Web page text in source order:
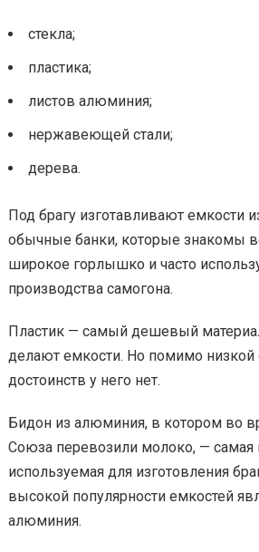
стекла;
пластика;
листов алюминия;
нержавеющей стали;
дерева.
Под брагу изготавливают емкости
обычные банки, которые знакомы
широкое горлышко и часто
производства самогона.
Пластик — самый дешевый
делают емкости. Но помимо низкой
достоинств у него нет.
Бидон из алюминия, в котором во
Союза перевозили молоко, — самая
используемая для изготовления
высокой популярности емкостей
алюминия.